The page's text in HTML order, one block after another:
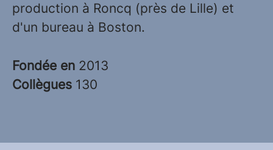
production à Roncq (près de Lille) et
d'un bureau à Boston.
Fondée en 2013
Collègues 130